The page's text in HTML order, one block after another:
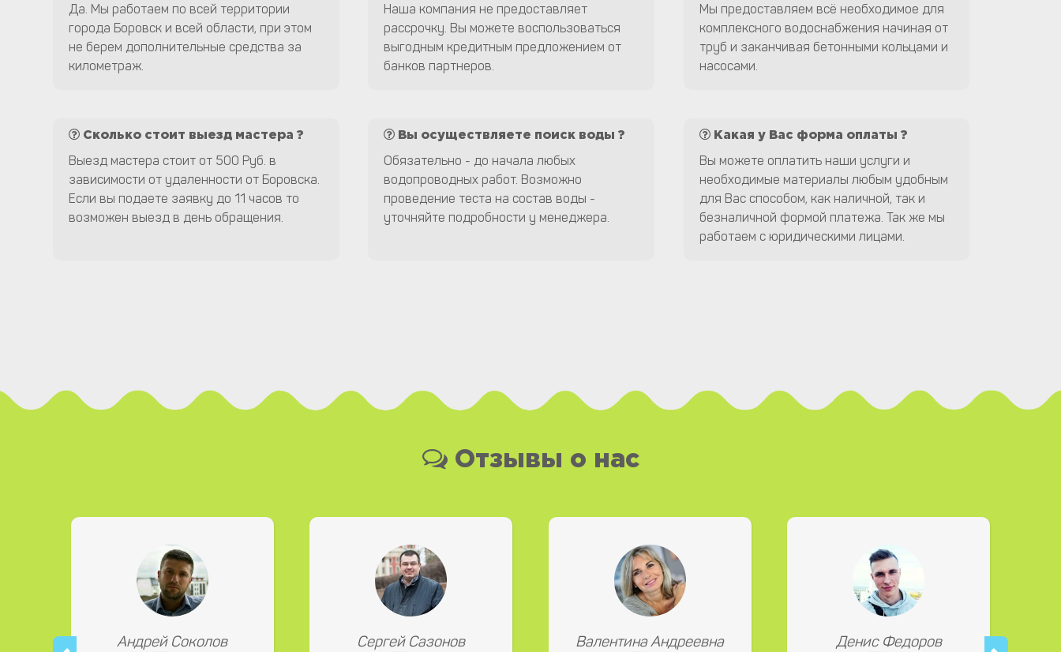
Да. Мы работаем по всей территории
города Боровск и всей области, при этом
не берем дополнительные средства за
километраж.
Наша компания не предоставляет
рассрочку. Вы можете воспользоваться
выгодным кредитным предложением от
банков партнеров.
Мы предоставляем всё необходимое для
комплексного водоснабжения начиная от
труб и заканчивая бетонными кольцами и
насосами.
Сколько стоит выезд мастера ?
Выезд мастера стоит от 500 Руб. в
зависимости от удаленности от Боровска.
Если вы подаете заявку до 11 часов то
возможен выезд в день обращения.
Вы осуществляете поиск воды ?
Обязательно - до начала любых
водопроводных работ. Возможно
проведение теста на состав воды -
уточняйте подробности у менеджера.
Какая у Вас форма оплаты ?
Вы можете оплатить наши услуги и
необходимые материалы любым удобным
для Вас способом, как наличной, так и
безналичной формой платежа. Так же мы
работаем с юридическими лицами.
Отзывы о нас
Андрей Соколов Сергей Сазонов Валентина Андреевна Денис Федоров